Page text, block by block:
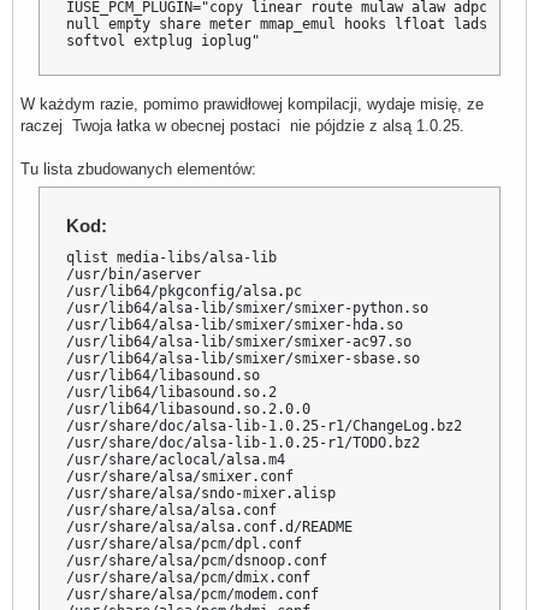
IUSE_PCM_PLUGIN="copy linear route mulaw alaw adpcm
null empty share meter mmap_emul hooks lfloat ladspa
softvol extplug ioplug"
W każdym razie, pomimo prawidłowej kompilacji, wydaje misię, ze
raczej Twoja łatka w obecnej postaci nie pójdzie z alsą 1.0.25.
Tu lista zbudowanych elementów:
Kod:
qlist media-libs/alsa-lib
/usr/bin/aserver
/usr/lib64/pkgconfig/alsa.pc
/usr/lib64/alsa-lib/smixer/smixer-python.so
/usr/lib64/alsa-lib/smixer/smixer-hda.so
/usr/lib64/alsa-lib/smixer/smixer-ac97.so
/usr/lib64/alsa-lib/smixer/smixer-sbase.so
/usr/lib64/libasound.so
/usr/lib64/libasound.so.2
/usr/lib64/libasound.so.2.0.0
/usr/share/doc/alsa-lib-1.0.25-r1/ChangeLog.bz2
/usr/share/doc/alsa-lib-1.0.25-r1/TODO.bz2
/usr/share/aclocal/alsa.m4
/usr/share/alsa/smixer.conf
/usr/share/alsa/sndo-mixer.alisp
/usr/share/alsa/alsa.conf
/usr/share/alsa/alsa.conf.d/README
/usr/share/alsa/pcm/dpl.conf
/usr/share/alsa/pcm/dsnoop.conf
/usr/share/alsa/pcm/dmix.conf
/usr/share/alsa/pcm/modem.conf